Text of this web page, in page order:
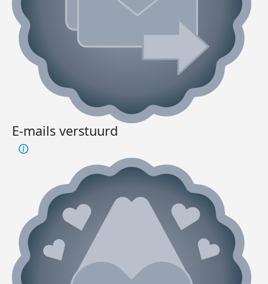
E-mails verstuurd